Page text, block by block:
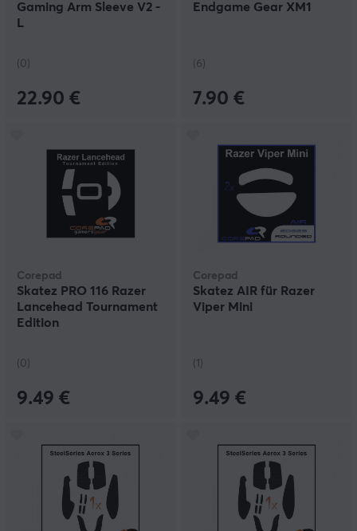
Gaming Arm Sleeve V2 -
L
(0)
22.90 €
Endgame Gear XM1
(6)
7.90 €
Corepad
Skatez PRO 116 Razer
Lancehead Tournament
Edition
(0)
9.49 €
Corepad
Skatez AIR für Razer
Viper Mini
(1)
9.49 €